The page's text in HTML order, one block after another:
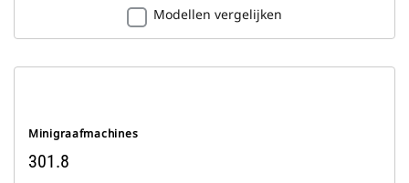
Modellen vergelijken
Minigraafmachines
301.8